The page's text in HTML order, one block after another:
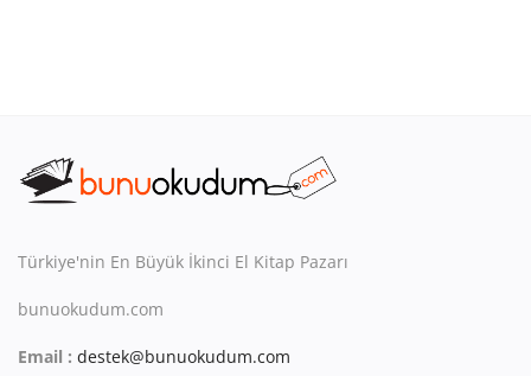
Destek Merkezi
Mağazalar
Blog
İletişim
Türkiye'nin En Büyük İkinci El Kitap Pazarı
bunuokudum.com
Email : destek@bunuokudum.com